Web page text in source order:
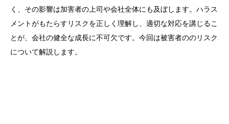
く、その影響は加害者の上司や会社全体にも及ぼします。ハラス
メントがもたらすリスクを正しく理解し、適切な対応を講じるこ
とが、会社の健全な成長に不可欠です。今回は被害者ののリスク
について解説します。